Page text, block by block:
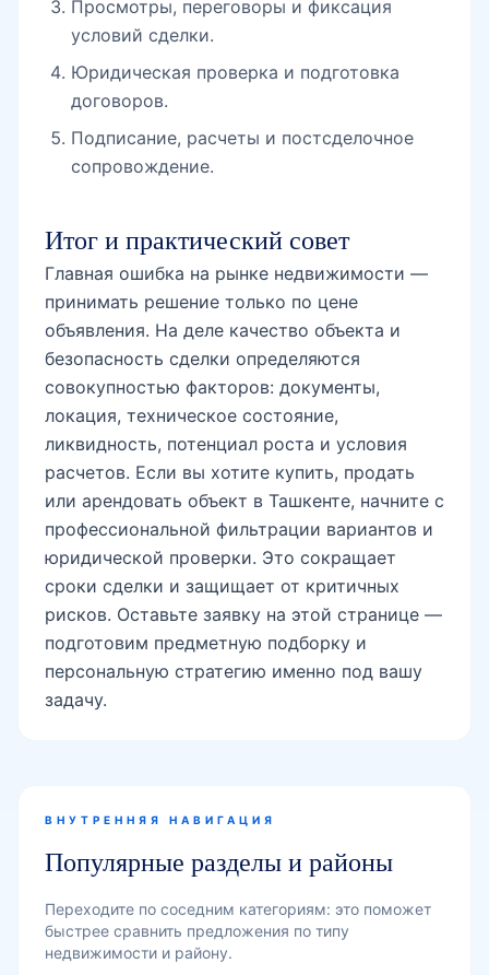
Просмотры, переговоры и фиксация
условий сделки.
Юридическая проверка и подготовка
договоров.
Подписание, расчеты и постсделочное
сопровождение.
Итог и практический совет
Главная ошибка на рынке недвижимости —
принимать решение только по цене
объявления. На деле качество объекта и
безопасность сделки определяются
совокупностью факторов: документы,
локация, техническое состояние,
ликвидность, потенциал роста и условия
расчетов. Если вы хотите купить, продать
или арендовать объект в Ташкенте, начните с
профессиональной фильтрации вариантов и
юридической проверки. Это сокращает
сроки сделки и защищает от критичных
рисков. Оставьте заявку на этой странице —
подготовим предметную подборку и
персональную стратегию именно под вашу
задачу.
ВНУТРЕННЯЯ НАВИГАЦИЯ
Популярные разделы и районы
Переходите по соседним категориям: это поможет
быстрее сравнить предложения по типу
недвижимости и району.